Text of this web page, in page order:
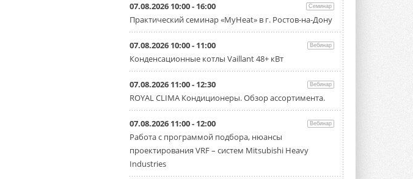
07.08.2026 10:00 - 16:00 Семинар
Практический семинар «MyHeat» в г. Ростов-на-Дону
07.08.2026 10:00 - 11:00 Вебинар
Конденсационные котлы Vaillant 48+ кВт
07.08.2026 11:00 - 12:30 Вебинар
ROYAL CLIMA Кондиционеры. Обзор ассортимента.
07.08.2026 11:00 - 12:00 Вебинар
Работа с программой подбора, нюансы
проектирования VRF – систем Mitsubishi Heavy
Industries